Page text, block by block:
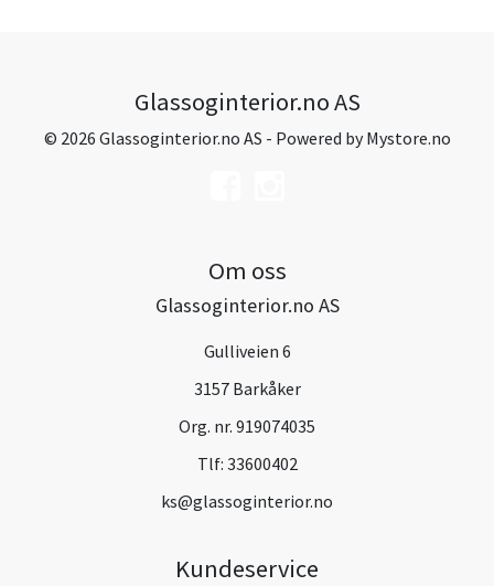
Glassoginterior.no AS
© 2026 Glassoginterior.no AS - Powered byMystore.no
Om oss
Glassoginterior.no AS
Gulliveien 6
3157 Barkåker
Org. nr. 919074035
Tlf: 33600402
ks@glassoginterior.no
Kundeservice